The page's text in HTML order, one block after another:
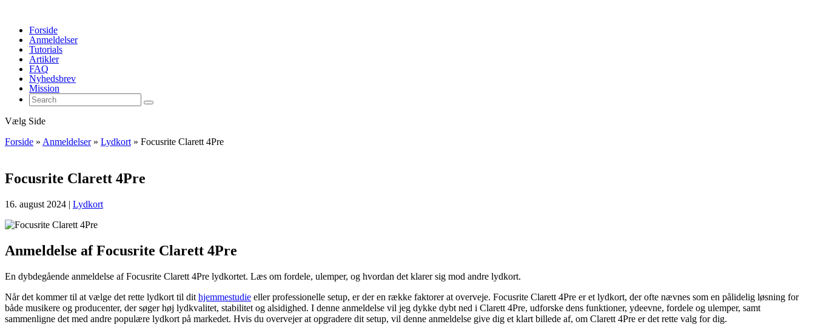
Forside
Anmeldelser
Tutorials
Artikler
FAQ
Nyhedsbrev
Mission
Vælg Side
Forside » Anmeldelser » Lydkort » Focusrite Clarett 4Pre
Focusrite Clarett 4Pre
16. august 2024 | Lydkort
Anmeldelse af Focusrite Clarett 4Pre
En dybdegående anmeldelse af Focusrite Clarett 4Pre lydkortet. Læs om fordele, ulemper, og hvordan det klarer sig mod andre lydkort.
Når det kommer til at vælge det rette lydkort til dit hjemmestudie eller professionelle setup, er der en række faktorer at overveje. Focusrite Clarett 4Pre er et lydkort, der ofte nævnes som en pålidelig løsning for
både musikere og producenter, der søger høj lydkvalitet, stabilitet og alsidighed. I denne anmeldelse vil jeg dykke dybt ned i Clarett 4Pre, udforske dens funktioner, ydeevne, fordele og ulemper, samt
sammenligne det med andre populære lydkort på markedet. Hvis du overvejer at opgradere dit setup, vil denne anmeldelse give dig et klart billede af, om Clarett 4Pre er det rette valg for dig.